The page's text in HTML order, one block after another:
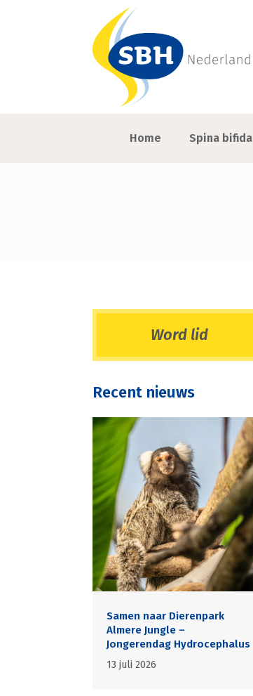
Home Spina bifida
Word lid
Recent nieuws
Samen naar Dierenpark
Almere Jungle –
Jongerendag Hydrocephalus
13 juli 2026